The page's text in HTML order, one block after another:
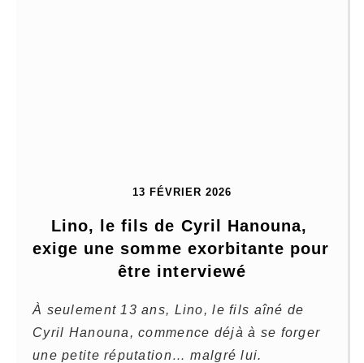
13 FÉVRIER 2026
Lino, le fils de Cyril Hanouna,
exige une somme exorbitante pour
être interviewé
À seulement 13 ans, Lino, le fils aîné de
Cyril Hanouna, commence déjà à se forger
une petite réputation… malgré lui.